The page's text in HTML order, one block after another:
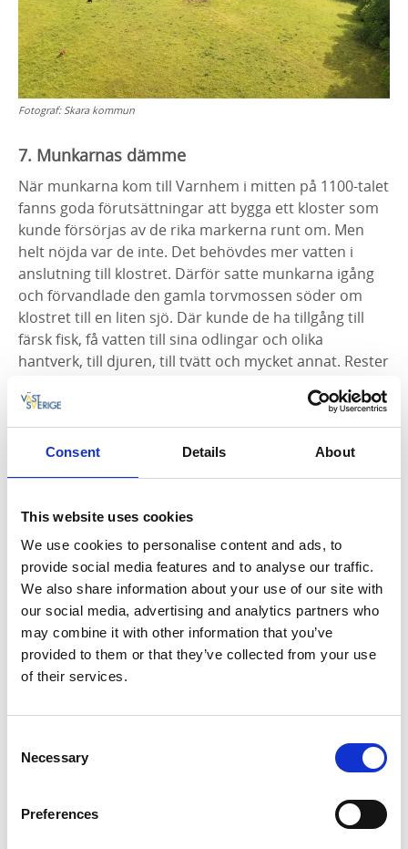
Consent Details About
This website uses cookies
We use cookies to personalise content and ads, to
provide social media features and to analyse our traffic.
We also share information about your use of our site with
our social media, advertising and analytics partners who
may combine it with other information that you’ve
provided to them or that they’ve collected from your use
of their services.
Selection
Necessary
Preferences
Fotograf: Skara kommun
7. Munkarnas dämme
När munkarna kom till Varnhem i mitten på 1100-talet
fanns goda förutsättningar att bygga ett kloster som
kunde försörjas av de rika markerna runt om. Men
helt nöjda var de inte. Det behövdes mer vatten i
anslutning till klostret. Därför satte munkarna igång
och förvandlade den gamla torvmossen söder om
klostret till en liten sjö. Där kunde de ha tillgång till
färsk fisk, få vatten till sina odlingar och olika
hantverk, till djuren, till tvätt och mycket annat. Rester
intill den nya vallen vid Klostersjöns utlopp i söder.
8. Biparadiset
behöver olika saker – olika sorters mat och olika
sorters boplatser. Vid Klostersjön har vi skapat en
inbjudande plats för vilda bin och andra insekter som
hjälper blommorna.